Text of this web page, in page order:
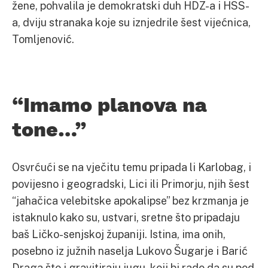
žene, pohvalila je demokratski duh HDZ-a i HSS-
a, dviju stranaka koje su iznjedrile šest vijećnica,
Tomljenović.
“Imamo planova na
tone…”
Osvrćući se na vječitu temu pripada li Karlobag, i
povijesno i geogradski, Lici ili Primorju, njih šest
“jahačica velebitske apokalipse” bez krzmanja je
istaknulo kako su, ustvari, sretne što pripadaju
baš Ličko-senjskoj županiji. Istina, ima onih,
posebno iz južnih naselja Lukovo Šugarje i Barić